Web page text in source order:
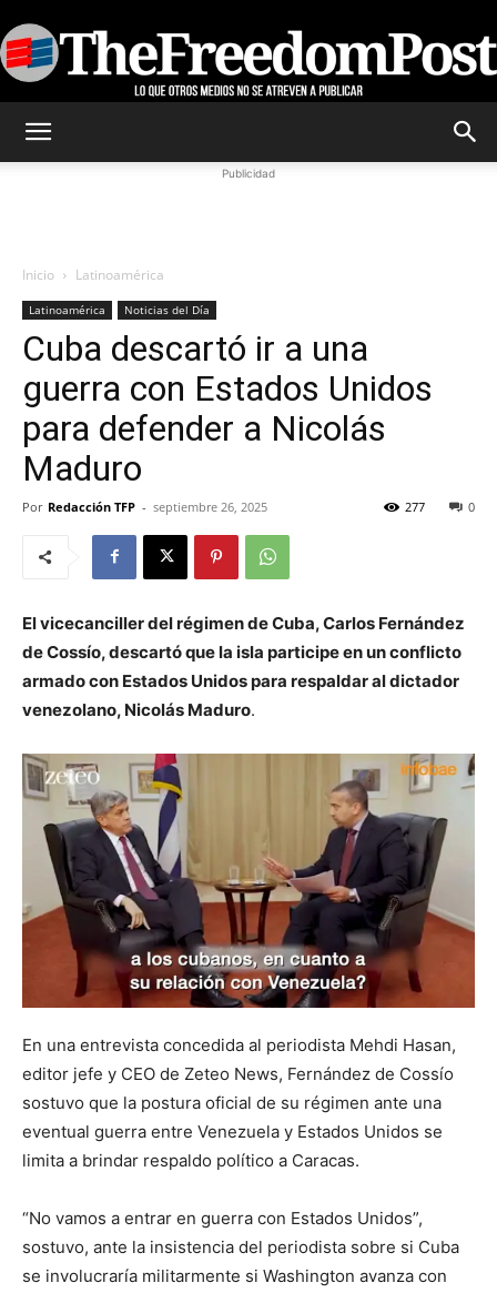
Publicidad
Inicio Latinoamérica
Latinoamérica Noticias del Día
Cuba descartó ir a una
guerra con Estados Unidos
para defender a Nicolás
Maduro
Por Redacción TFP - septiembre 26, 2025 0
277
El vicecanciller del régimen de Cuba, Carlos Fernández
de Cossío, descartó que la isla participe en un conflicto
armado con Estados Unidos para respaldar al dictador
venezolano, Nicolás Maduro.
En una entrevista concedida al periodista Mehdi Hasan,
editor jefe y CEO de Zeteo News, Fernández de Cossío
sostuvo que la postura oficial de su régimen ante una
eventual guerra entre Venezuela y Estados Unidos se
limita a brindar respaldo político a Caracas.
“No vamos a entrar en guerra con Estados Unidos”,
sostuvo, ante la insistencia del periodista sobre si Cuba
se involucraría militarmente si Washington avanza con